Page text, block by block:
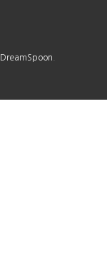
DreamSpoon